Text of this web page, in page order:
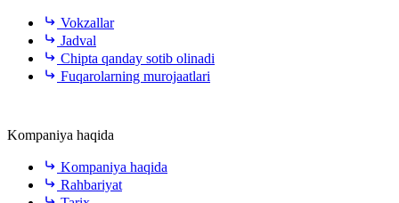
Vokzallar
Jadval
Chipta qanday sotib olinadi
Fuqarolarning murojaatlari
Kompaniya haqida
Kompaniya haqida
Rahbariyat